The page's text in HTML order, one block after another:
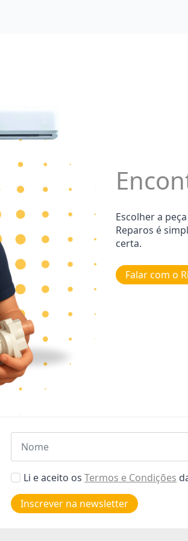
Escolher a
Reparos é
certa.
Falar com o
Nome
Aceitar
de
privacidade
Li e aceito os Termos e Condições
Inscrever na newsletter